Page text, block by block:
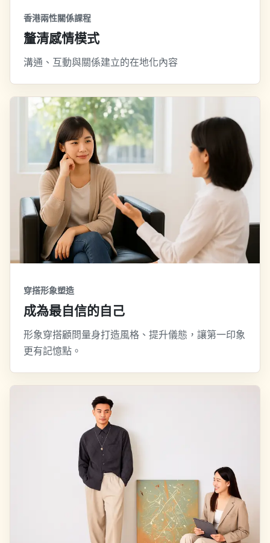
香港兩性關係課程
釐清感情模式
溝通、互動與關係建立的在地化內容
穿搭形象塑造
成為最自信的自己
形象穿搭顧問量身打造風格、提升儀態，讓第一印象
更有記憶點。